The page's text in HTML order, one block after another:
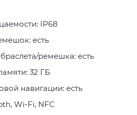
IP68
есть
ремешка: есть
32 ГБ
навигации: есть
Wi-Fi, NFC